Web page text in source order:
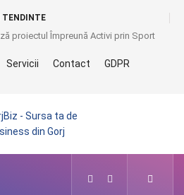
TENDINTE
proiectul Împreună Activi prin Sport
Servicii Contact GDPR